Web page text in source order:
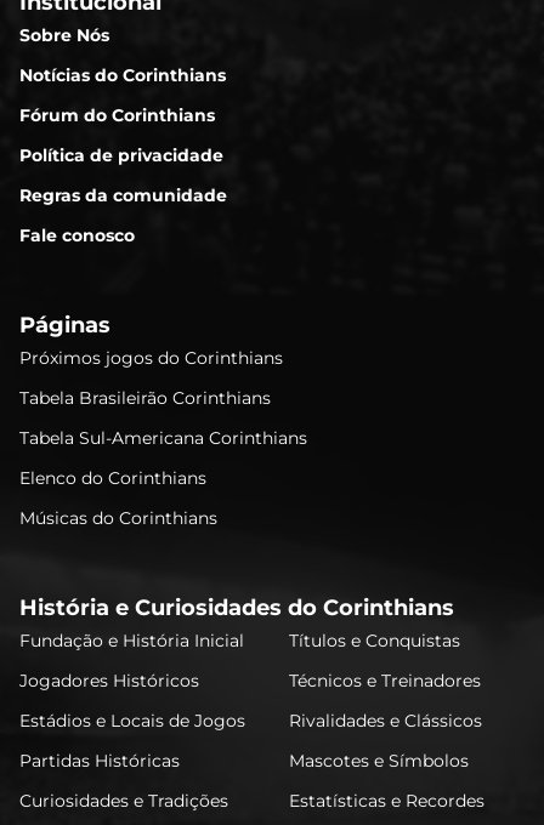
Sobre Nós
Notícias do Corinthians
Fórum do Corinthians
Política de privacidade
Regras da comunidade
Fale conosco
Páginas
Próximos jogos do Corinthians
Tabela Brasileirão Corinthians
Tabela Sul-Americana Corinthians
Elenco do Corinthians
Músicas do Corinthians
História e Curiosidades do Corinthians
Fundação e História Inicial
Títulos e Conquistas
Jogadores Históricos
Técnicos e Treinadores
Estádios e Locais de Jogos
Rivalidades e Clássicos
Partidas Históricas
Mascotes e Símbolos
Curiosidades e Tradições
Estatísticas e Recordes